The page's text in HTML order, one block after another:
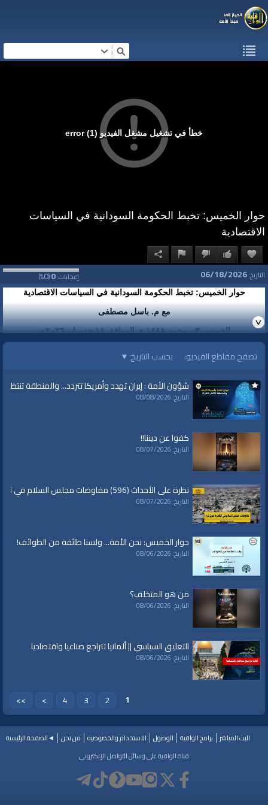
خطأ في تشغيل مشغل الفيديو (1) error
حوار الخميس: تخبط الحكومة السودانية في السياسات
الاقتصادية
إعجابات:0
(
0
%) التاريخ:06/18/2026
حوار الخميس: تخبط الحكومة السودانية في السياسات الاقتصادية
مع م. باسل مصطفى
الخميس ٠٣ محرم ١٤٤٨ هـ الموافق ١٨ حزيران ٢٠٢٦م
الفئات:
البث المباشر
حوارات
حوارات»حوار الخميس
قنوات:
LIVE | البث المباشر
برامج الواقية
تصفح مقاطع الفيديو: بحسب التاريخ ▼
شؤون الأمة : إيران تهدد وأمريكا تتردد... والمنطقة تنتظر
التاريخ: 08/08/2026
كفوا عن ديننا!!
التاريخ: 08/07/2026
نظرة على الأحداث (596) مفاوضات مجلس السلام في القاهرة حول غزة
التاريخ: 08/07/2026
حوار الخميس: نحن الأمة... ولسنا طائفة من الطوائف!
التاريخ: 08/06/2026
من هو المتخلف؟
التاريخ: 08/06/2026
التعليق السياسي || ألمانيا تتراجع صناعيا واقتصاديا
التاريخ: 08/06/2026
1
2
3
4
>
>>
البث المباشر برامج الواقية الوصول الاستخدام والخصوصيه من نحن
◄الصفحة الرئيسية
قناة الواقية على وسائل التواصل الإلكتروني